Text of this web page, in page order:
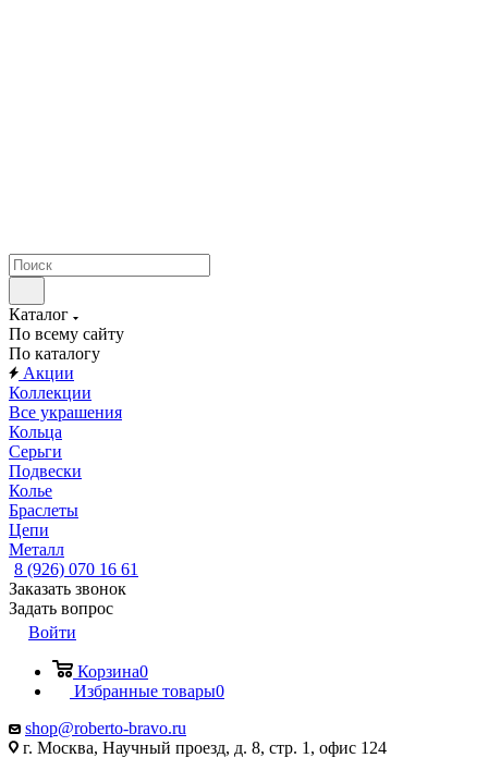
Каталог
По всему сайту
По каталогу
Акции
Коллекции
Все украшения
Кольца
Серьги
Подвески
Колье
Браслеты
Цепи
Металл
8 (926) 070 16 61
Заказать звонок
Задать вопрос
Войти
Корзина0
Избранные товары0
shop@roberto-bravo.ru
г. Москва, Научный проезд, д. 8, стр. 1, офис 124